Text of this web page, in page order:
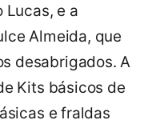
Lucas, e a
Almeida, que
desabrigados. A
Kits básicos de
e fraldas